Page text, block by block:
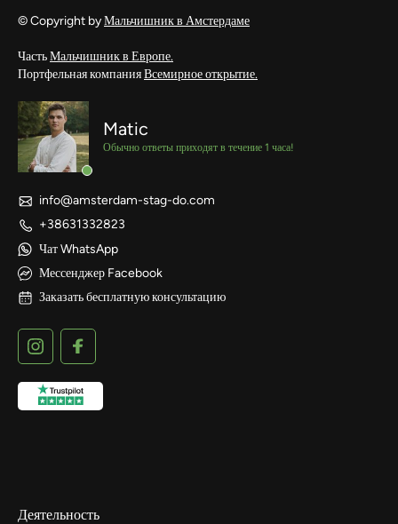
© Copyright byМальчишник в Амстердаме
ЧастьМальчишник в Европе.
Портфельная компанияВсемирное открытие.
Matic
Обычно ответы приходят в течение 1 часа!
info@amsterdam-stag-do.com
+38631332823
Чат WhatsApp
Мессенджер Facebook
Заказать бесплатную консультацию
Деятельность